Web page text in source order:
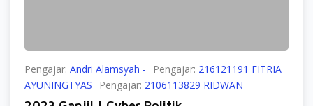
Pengajar: Andri Alamsyah - Pengajar: 216121191 FITRIA
AYUNINGTYAS
Pengajar: 2106113829 RIDWAN